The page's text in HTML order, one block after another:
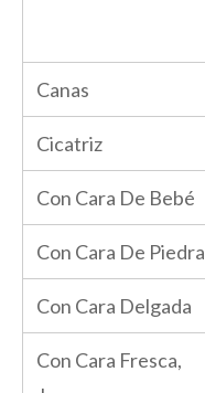
Canas
Cicatriz
Con Cara De Bebé
Con Cara De Piedra
Con Cara Delgada
Con Cara Fresca,